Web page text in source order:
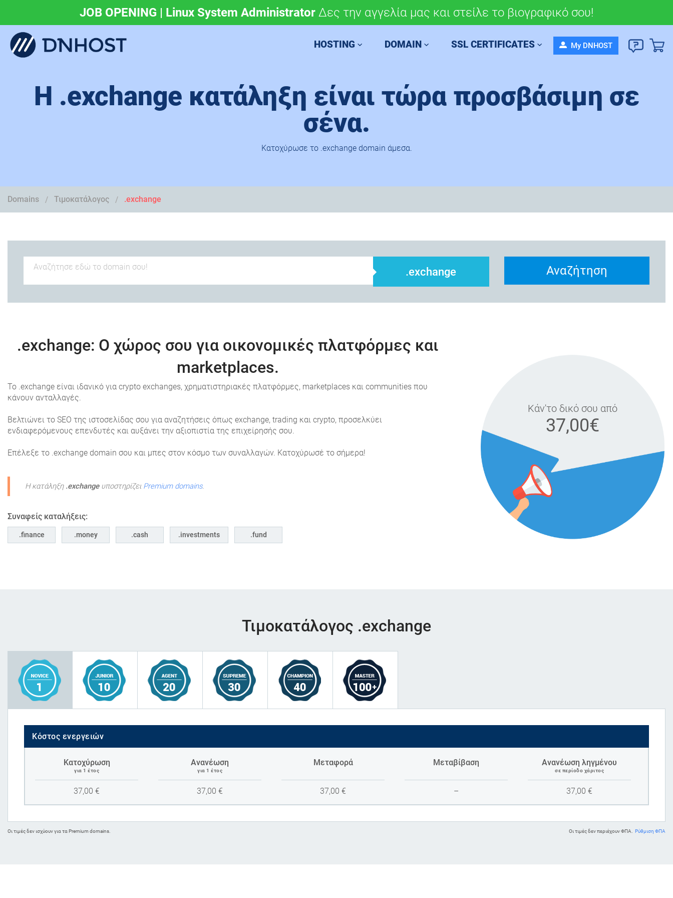
JOB OPENING | Linux System Administrator Δες την αγγελία μας και στείλε το βιογραφικό σου!
.eu & .ευ domains μόνο 4,90 €/έτος. Χάραξε την ευρωπαϊκή σου πορεία σήμερα!
HOSTING DOMAIN SSL CERTIFICATES My DNHOST
Η .exchange κατάληξη είναι τώρα προσβάσιμη σε
σένα.
Κατοχύρωσε το .exchange domain άμεσα.
Domains Τιμοκατάλογος .exchange
.exchange Αναζήτηση
Κάν'το δικό σου από
37,00€
.exchange: Ο χώρος σου για οικονομικές πλατφόρμες και
marketplaces.
Το .exchange είναι ιδανικό για crypto exchanges, χρηματιστηριακές πλατφόρμες, marketplaces και communities που
κάνουν ανταλλαγές.
Βελτιώνει το SEO της ιστοσελίδας σου για αναζητήσεις όπως exchange, trading και crypto, προσελκύει
ενδιαφερόμενους επενδυτές και αυξάνει την αξιοπιστία της επιχείρησής σου.
Επέλεξε το .exchange domain σου και μπες στον κόσμο των συναλλαγών. Κατοχύρωσέ το σήμερα!
Η κατάληξη .exchangeυποστηρίζει Premium domains.
Συναφείς καταλήξεις:
finance money cash investments fund
Τιμοκατάλογος .exchange
Κόστος ενεργειών
Κατοχύρωση
για 1 έτος
Ανανέωση
για 1 έτος
Μεταφορά Μεταβίβαση Ανανέωση ληγμένου
σε περίοδο χάριτος
37,00 € 37,00 € 37,00 € – 37,00 €
Οι τιμές δεν περιέχουν ΦΠΑ. Ρύθμιση ΦΠΑ
Oι τιμές δεν ισχύουν για τα Premium domains.